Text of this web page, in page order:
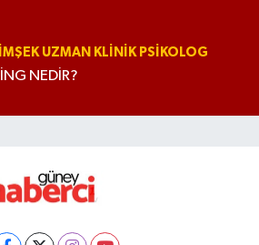
UZMAN KLINIK PSIKOLOG
NEDİR?